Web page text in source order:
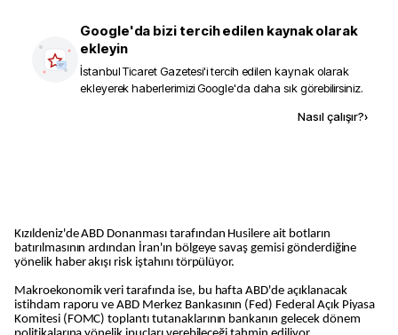
Google'da bizi tercih edilen kaynak olarak
ekleyin
İstanbul Ticaret Gazetesi'i tercih edilen kaynak olarak
ekleyerek haberlerimizi Google'da daha sık görebilirsiniz.
Nasıl çalışır?›
Kızıldeniz'de ABD Donanması tarafından Husilere ait botların
batırılmasının ardından İran'ın bölgeye savaş gemisi gönderdiğine
yönelik haber akışı risk iştahını törpülüyor.
Makroekonomik veri tarafında ise, bu hafta ABD'de açıklanacak
istihdam raporu ve ABD Merkez Bankasının (Fed) Federal Açık Piyasa
Komitesi (FOMC) toplantı tutanaklarının bankanın gelecek dönem